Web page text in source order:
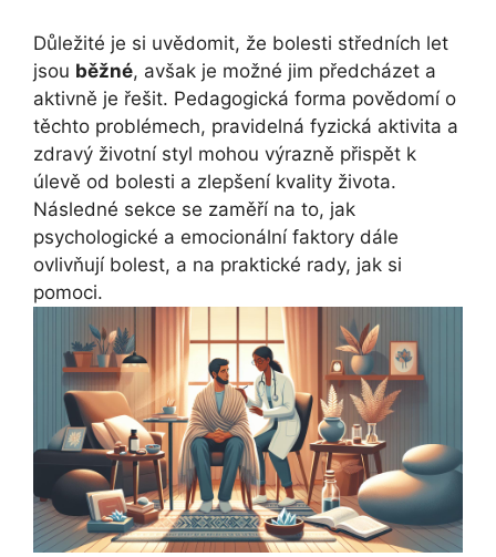
Důležité je si uvědomit, že bolesti středních let
jsou běžné, avšak je možné jim předcházet a
aktivně je řešit. Pedagogická forma povědomí o
těchto problémech, pravidelná fyzická aktivita a
zdravý životní styl mohou výrazně přispět k
úlevě od bolesti a zlepšení kvality života.
Následné sekce se zaměří na to, jak
psychologické a emocionální faktory dále
ovlivňují bolest, a na praktické rady, jak si
pomoci.